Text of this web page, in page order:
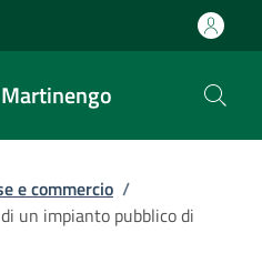
e commercio /
un impianto pubblico di